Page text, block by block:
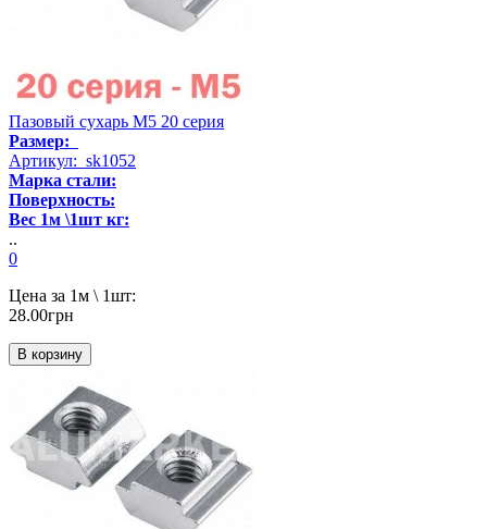
Пазовый сухарь М5 20 серия
Размер:
Артикул: sk1052
Марка стали:
Поверхность:
Вес 1м \1шт кг:
..
0
Цена за 1м \ 1шт:
28.00грн
В корзину